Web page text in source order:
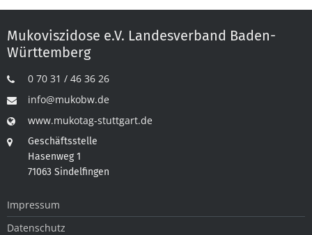
Mukoviszidose e.V. Landesverband Baden-
Württemberg
0 70 31 / 46 36 26
info@mukobw.de
www.mukotag-stuttgart.de
Geschäftsstelle
Hasenweg 1
71063 Sindelfingen
Impressum
Datenschutz